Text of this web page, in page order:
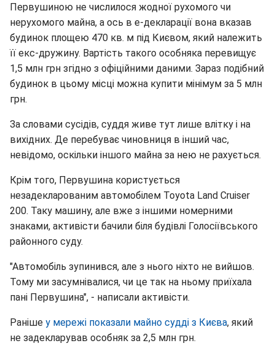
Первушиною не числилося жодної рухомого чи
нерухомого майна, а ось в е-декларації вона вказав
будинок площею 470 кв. м під Києвом, який належить
її екс-дружину. Вартість такого особняка перевищує
1,5 млн грн згідно з офіційними даними. Зараз подібний
будинок в цьому місці можна купити мінімум за 5 млн
грн.
За словами сусідів, суддя живе тут лише влітку і на
вихідних. Де перебуває чиновниця в інший час,
невідомо, оскільки іншого майна за нею не рахується.
Крім того, Первушина користується
незадекларованим автомобілем Toyota Land Cruiser
200. Таку машину, але вже з іншими номерними
знаками, активісти бачили біля будівлі Голосіївського
районного суду.
"Автомобіль зупинився, але з нього ніхто не вийшов.
Тому ми засумнівалися, чи це так на ньому приїхала
пані Первушина", - написали активісти.
Раніше у мережі показали майно судді з Києва, який
не задекларував особняк за 2,5 млн грн.